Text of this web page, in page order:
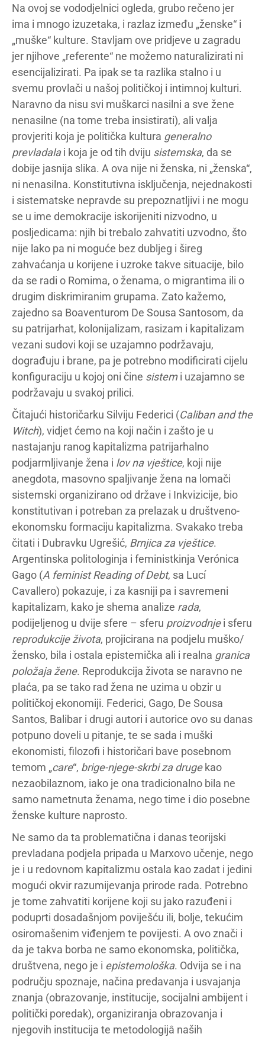
Na ovoj se vododjelnici ogleda, grubo rečeno jer
ima i mnogo izuzetaka, i razlaz između „ženske“ i
„muške“ kulture. Stavljam ove pridjeve u zagradu
jer njihove „referente“ ne možemo naturalizirati ni
esencijalizirati. Pa ipak se ta razlika stalno i u
svemu provlači u našoj političkoj i intimnoj kulturi.
Naravno da nisu svi muškarci nasilni a sve žene
nenasilne (na tome treba insistirati), ali valja
provjeriti koja je politička kultura generalno
prevladalai koja je od tih dviju sistemska, da se
dobije jasnija slika. A ova nije ni ženska, ni „ženska“,
ni nenasilna. Konstitutivna isključenja, nejednakosti
i sistematske nepravde su prepoznatljivi i ne mogu
se u ime demokracije iskorijeniti nizvodno, u
posljedicama: njih bi trebalo zahvatiti uzvodno, što
nije lako pa ni moguće bez dubljeg i šireg
zahvaćanja u korijene i uzroke takve situacije, bilo
da se radi o Romima, o ženama, o migrantima ili o
drugim diskrimiranim grupama. Zato kažemo,
zajedno sa Boaventurom De Sousa Santosom, da
su patrijarhat, kolonijalizam, rasizam i kapitalizam
vezani sudovi koji se uzajamno podržavaju,
dograđuju i brane, pa je potrebno modificirati cijelu
konfiguraciju u kojoj oni čine sistemi uzajamno se
podržavaju u svakoj prilici.
Čitajući historičarku Silviju Federici (Caliban and the
Witch), vidjet ćemo na koji način i zašto je u
nastajanju ranog kapitalizma patrijarhalno
podjarmljivanje žena i lov na vještice, koji nije
anegdota, masovno spaljivanje žena na lomači
sistemski organizirano od države i Inkvizicije, bio
konstitutivan i potreban za prelazak u društveno-
ekonomsku formaciju kapitalizma. Svakako treba
čitati i Dubravku Ugrešić, Brnjica za vještice.
Argentinska politologinja i feministkinja Verónica
Gago (A feminist Reading of Debt, sa Lucí
Cavallero) pokazuje, i za kasniji pa i savremeni
kapitalizam, kako je shema analize rada,
podijeljenog u dvije sfere – sferu proizvodnjei sferu
reprodukcije života, projicirana na podjelu muško/
žensko, bila i ostala epistemička ali i realna granica
položaja žene. Reprodukcija života se naravno ne
plaća, pa se tako rad žena ne uzima u obzir u
političkoj ekonomiji. Federici, Gago, De Sousa
Santos, Balibar i drugi autori i autorice ovo su danas
potpuno doveli u pitanje, te se sada i muški
ekonomisti, filozofi i historičari bave posebnom
temom „care“, brige-njege-skrbi za drugekao
nezaobilaznom, iako je ona tradicionalno bila ne
samo nametnuta ženama, nego time i dio posebne
ženske kulture naprosto.
Ne samo da ta problematična i danas teorijski
prevladana podjela pripada u Marxovo učenje, nego
je i u redovnom kapitalizmu ostala kao zadat i jedini
mogući okvir razumijevanja prirode rada. Potrebno
je tome zahvatiti korijene koji su jako razuđeni i
poduprti dosadašnjom poviješću ili, bolje, tekućim
osiromašenim viđenjem te povijesti. A ovo znači i
da je takva borba ne samo ekonomska, politička,
društvena, nego je i epistemološka. Odvija se i na
području spoznaje, načina predavanja i usvajanja
znanja (obrazovanje, institucije, socijalni ambijent i
politički poredak), organiziranja obrazovanja i
njegovih institucija te metodologijâ naših